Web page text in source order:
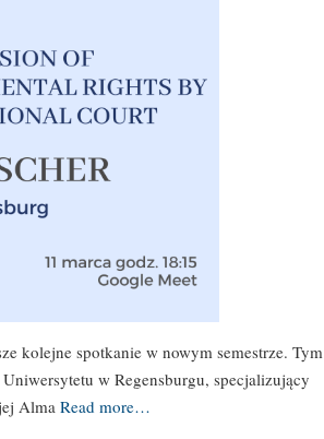
kolejne spotkanie w nowym semestrze. Tym
w Regensburgu, specjalizujący
Alma Read more…